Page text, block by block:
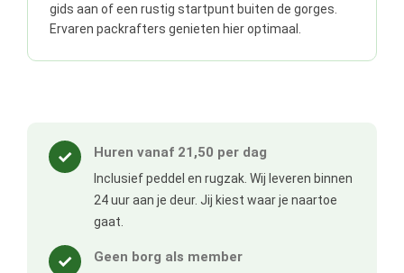
gids aan of een rustig startpunt buiten de gorges.
Ervaren packrafters genieten hier optimaal.
✓ Huren vanaf 21,50 per dag
Inclusief peddel en rugzak. Wij leveren binnen
24 uur aan je deur. Jij kiest waar je naartoe
gaat.
✓ Geen borg als member